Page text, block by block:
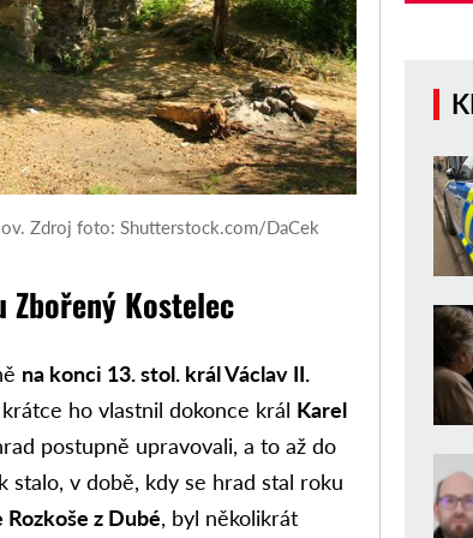
Zdroj foto: Shutterstock.com/DaCek
Kostelec
na konci 13. stol. král Václav II.
ho vlastnil dokonce král Karel
postupně upravovali, a to až do
stalo, v době, kdy se hrad stal roku
z Dubé, byl několikrát